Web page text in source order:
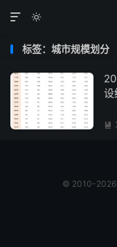


标签：城市规模划分
设

© 2010-2026